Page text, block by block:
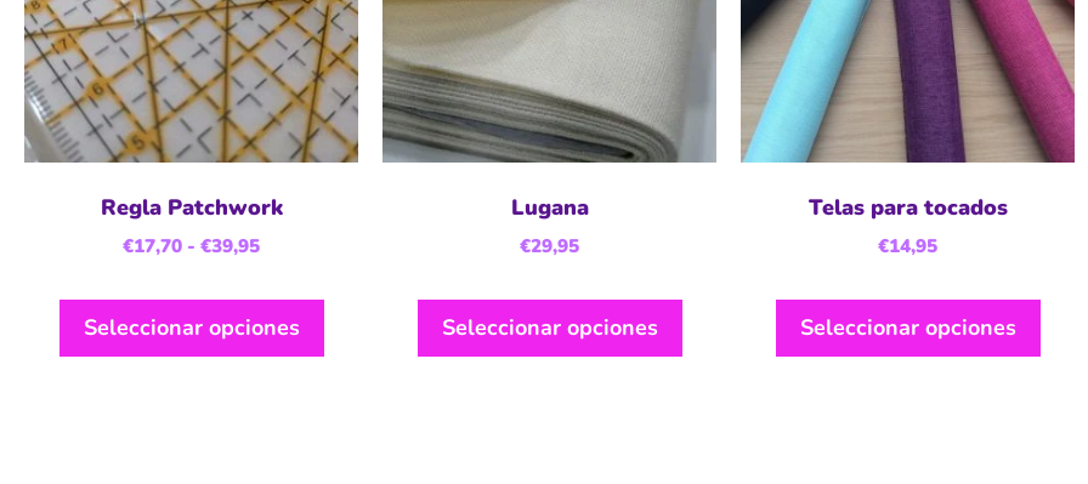
Regla Patchwork
€17,70 - €39,95
Seleccionar opciones
Lugana
€29,95
Seleccionar opciones
Telas para tocados
€14,95
Seleccionar opciones